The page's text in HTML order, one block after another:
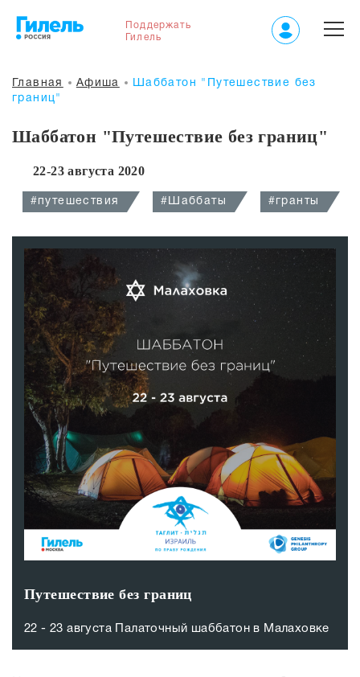
Поддержать
Гилель
Главная Афиша
Шаббатон "Путешествие без
границ"
Шаббатон "Путешествие без границ"
22-23 августа 2020
#путешествия #Шаббаты #гранты
Путешествие без границ
22 - 23 августа Палаточный шаббатон в Малаховке